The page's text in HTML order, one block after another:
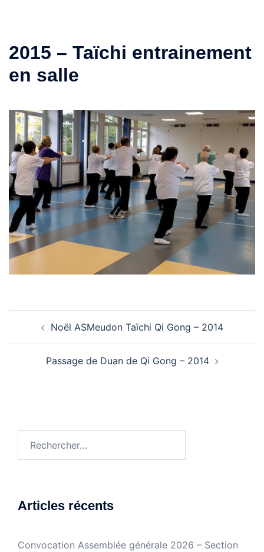
2015 – Taïchi entrainement
en salle
d’articleNoël ASMeudon Taïchi Qi Gong – 2014
Passage de Duan de Qi Gong – 2014
Articles récents
Convocation Assemblée générale 2026 – Section